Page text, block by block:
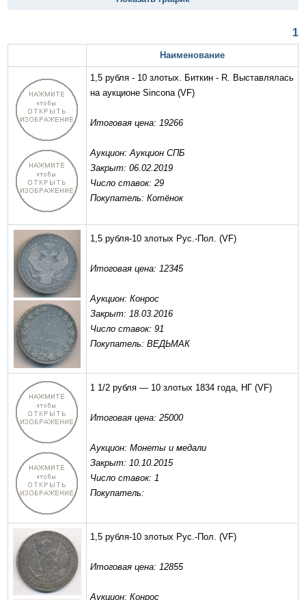
1
Наименование
1,5 рубля - 10 злотых. Биткин - R. Выставлялась
на аукционе Sincona(VF)
Итоговая цена: 19266
Аукцион: Аукцион СПБ
Закрыт: 06.02.2019
Число ставок: 29
Покупатель: Котёнок
1,5 рубля-10 злотых Рус.-Пол. (VF)
Итоговая цена: 12345
Аукцион: Конрос
Закрыт: 18.03.2016
Число ставок: 91
Покупатель: ВЕДЬМАК
1 1/2 рубля — 10 злотых 1834 года, НГ (VF)
Итоговая цена: 25000
Аукцион: Монеты и медали
Закрыт: 10.10.2015
Число ставок: 1
Покупатель:
1,5 рубля-10 злотых Рус.-Пол. (VF)
Итоговая цена: 12855
Аукцион: Конрос